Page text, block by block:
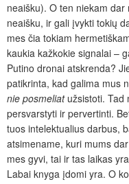
neaišku). O ten niekam
neaišku, ir gali įvykti tokių
mes čia tokiam
kaukia kažkokie signalai –
Putino dronai atskrenda?
patikrinta, kad galima mus
nie posmeliatužsistoti. Tad
persvarstyti ir pervertinti.
tuos intelektualius darbus,
atsimename, kuri mums
mes gyvi, tai ir tas laikas
Labai knyga įdomi yra. O